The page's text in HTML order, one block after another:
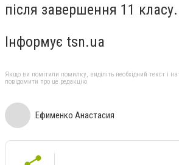
після завершення 11 класу.
Інформує tsn.ua
Якщо ви помітили помилку, виділіть необхідний текст і
повідомити про це редакцію
Ефименко Анастасия